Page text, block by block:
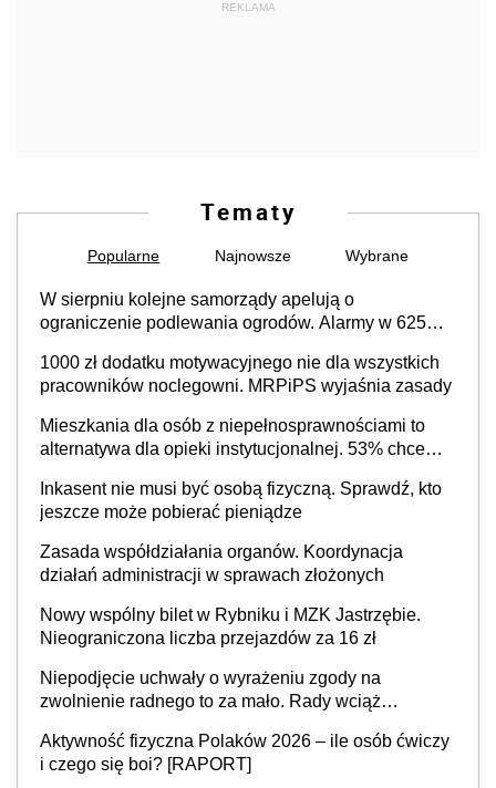
REKLAMA
Tematy
Popularne Najnowsze Wybrane
W sierpniu kolejne samorządy apelują o
ograniczenie podlewania ogrodów. Alarmy w 625
cały kraj
1000 zł dodatku motywacyjnego nie dla wszystkich
pracowników noclegowni. MRPiPS wyjaśnia zasady
Mieszkania dla osób z niepełnosprawnościami to
alternatywa dla opieki instytucjonalnej. 53% chce
Inkasent nie musi być osobą fizyczną. Sprawdź, kto
jeszcze może pobierać pieniądze
Zasada współdziałania organów. Koordynacja
działań administracji w sprawach złożonych
Nowy wspólny bilet w Rybniku i MZK Jastrzębie.
Nieograniczona liczba przejazdów za 16 zł
Niepodjęcie uchwały o wyrażeniu zgody na
zwolnienie radnego to za mało. Rady wciąż
sprawy
Aktywność fizyczna Polaków 2026 – ile osób ćwiczy
i czego się boi? [RAPORT]